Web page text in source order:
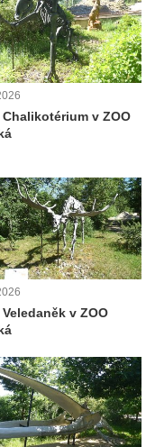
v ZOO
v ZOO